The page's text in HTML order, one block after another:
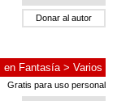
Donar al autor
en Fantasía> Varios
Gratis para uso personal